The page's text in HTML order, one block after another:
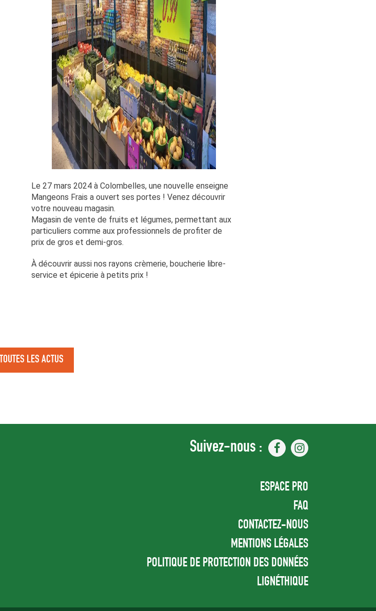
Le 27 mars 2024 à Colombelles, une nouvelle enseigne
Mangeons Frais a ouvert ses portes ! Venez découvrir
votre nouveau magasin.
Magasin de vente de fruits et légumes, permettant aux
particuliers comme aux professionnels de profiter de
prix de gros et demi-gros.
À découvrir aussi nos rayons crèmerie, boucherie libre-
service et épicerie à petits prix !
TOUTES LES ACTUS
Suivez-nous :
ESPACE PRO
FAQ
CONTACTEZ-NOUS
MENTIONS LÉGALES
POLITIQUE DE PROTECTION DES DONNÉES
LIGNÉTHIQUE